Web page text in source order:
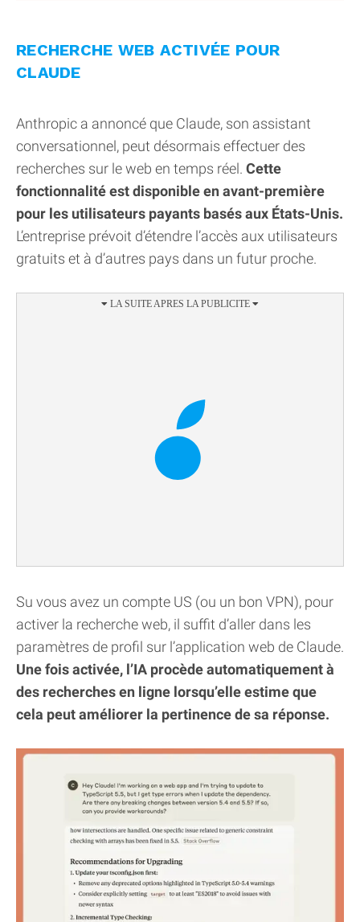
RECHERCHE WEB ACTIVÉE POUR
CLAUDE
Anthropic a annoncé que Claude, son assistant
conversationnel, peut désormais effectuer des
recherches sur le web en temps réel. Cette
fonctionnalité est disponible en avant-première
pour les utilisateurs payants basés aux États-Unis.
L’entreprise prévoit d’étendre l’accès aux utilisateurs
gratuits et à d’autres pays dans un futur proche.
Su vous avez un compte US (ou un bon VPN), pour
activer la recherche web, il suffit d’aller dans les
paramètres de profil sur l’application web de Claude.
Une fois activée, l’IA procède automatiquement à
des recherches en ligne lorsqu’elle estime que
cela peut améliorer la pertinence de sa réponse.